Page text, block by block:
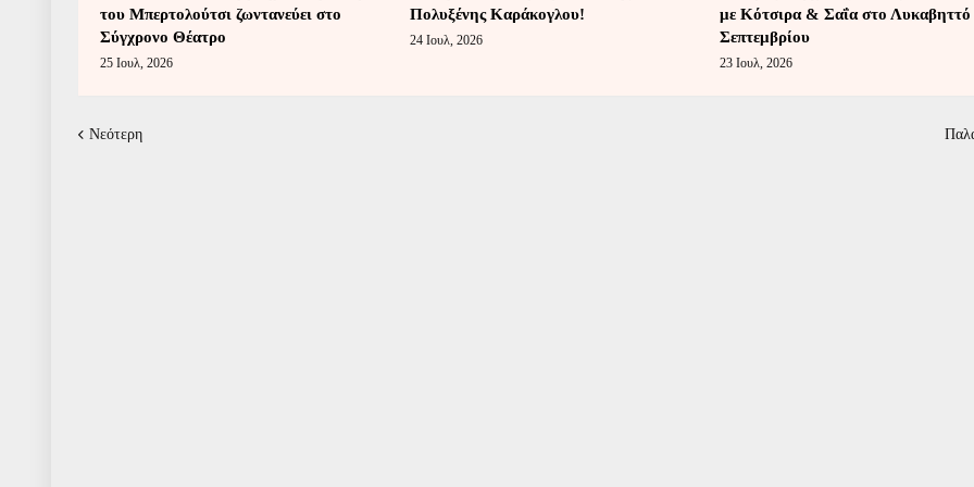
του Μπερτολούτσι ζωντανεύει στο
Σύγχρονο Θέατρο
25 Ιουλ, 2026
Πολυξένης Καράκογλου!
24 Ιουλ, 2026
με Κότσιρα & Σαΐα στο Λυκαβηττό
Σεπτεμβρίου
23 Ιουλ, 2026
Νεότερη